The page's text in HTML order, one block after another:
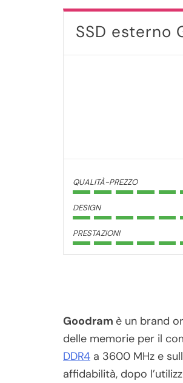
SSD esterno
QUALITÀ-PREZZO
DESIGN
PRESTAZIONI
Goodram è un brand
delle memorie per il
DDR4 a 3600 MHz e
affidabilità, dopo